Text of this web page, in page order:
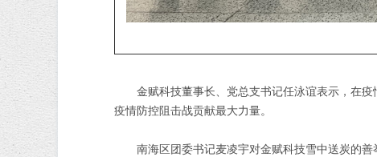
金赋科技董事长、党总支书记任泳谊表示，在
疫情防控阻击战贡献最大力量。
南海区团委书记麦凌宇对金赋科技雪中送炭的